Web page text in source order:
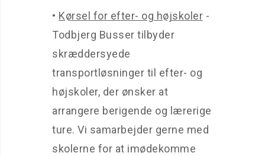
• Kørsel for efter- og højskoler -
Todbjerg Busser tilbyder
skræddersyede
transportløsninger til efter- og
højskoler, der ønsker at
arrangere berigende og lærerige
ture. Vi samarbejder gerne med
skolerne for at imødekomme